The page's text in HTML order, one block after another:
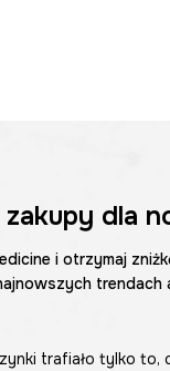
dla
i otrzymaj
trafiało tylko